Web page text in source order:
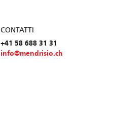
CONTATTI
+41 58 688 31 31
info@mendrisio.ch